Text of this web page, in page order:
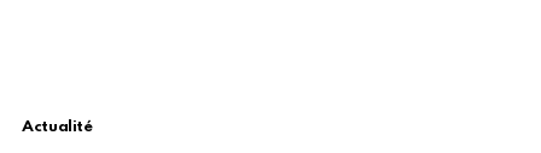
Actualité